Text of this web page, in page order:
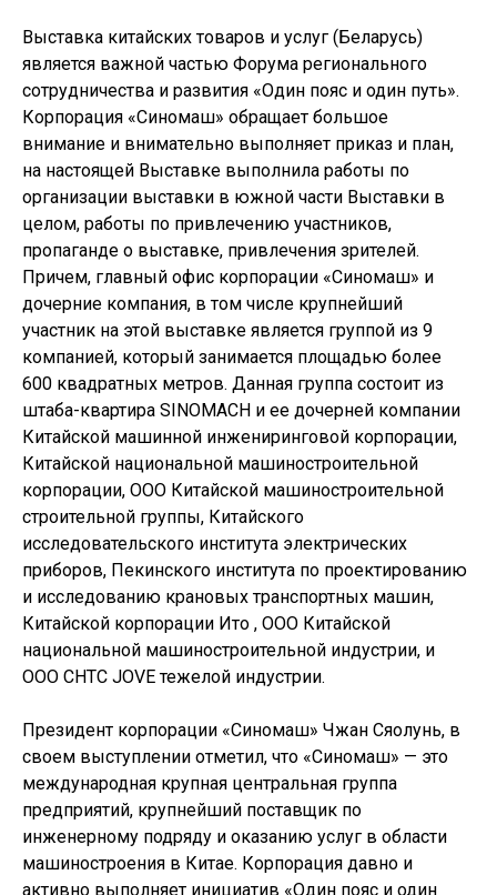
Выставка китайских товаров и услуг (Беларусь)
является важной частью Форума регионального
сотрудничества и развития «Один пояс и один путь».
Корпорация «Синомаш» обращает большое
внимание и внимательно выполняет приказ и план,
на настоящей Выставке выполнила работы по
организации выставки в южной части Выставки в
целом, работы по привлечению участников,
пропаганде о выставке, привлечения зрителей.
Причем, главный офис корпорации «Синомаш» и
дочерние компания, в том числе крупнейший
участник на этой выставке является группой из 9
компанией, который занимается площадью более
600 квадратных метров. Данная группа состоит из
штаба-квартира SINOMACH и ее дочерней компании
Китайской машинной инжениринговой корпорации,
Китайской национальной машиностроительной
корпорации, ООО Китайской машиностроительной
строительной группы, Китайского
исследовательского института электрических
приборов, Пекинского института по проектированию
и исследованию крановых транспортных машин,
Китайской корпорации Ито , ООО Китайской
национальной машиностроительной индустрии, и
ООО CHTC JOVE тежелой индустрии.
Президент корпорации «Синомаш» Чжан Сяолунь, в
своем выступлении отметил, что «Синомаш» — это
международная крупная центральная группа
предприятий, крупнейший поставщик по
инженерному подряду и оказанию услуг в области
машиностроения в Китае. Корпорация давно и
активно выполняет инициатив «Один пояс и один